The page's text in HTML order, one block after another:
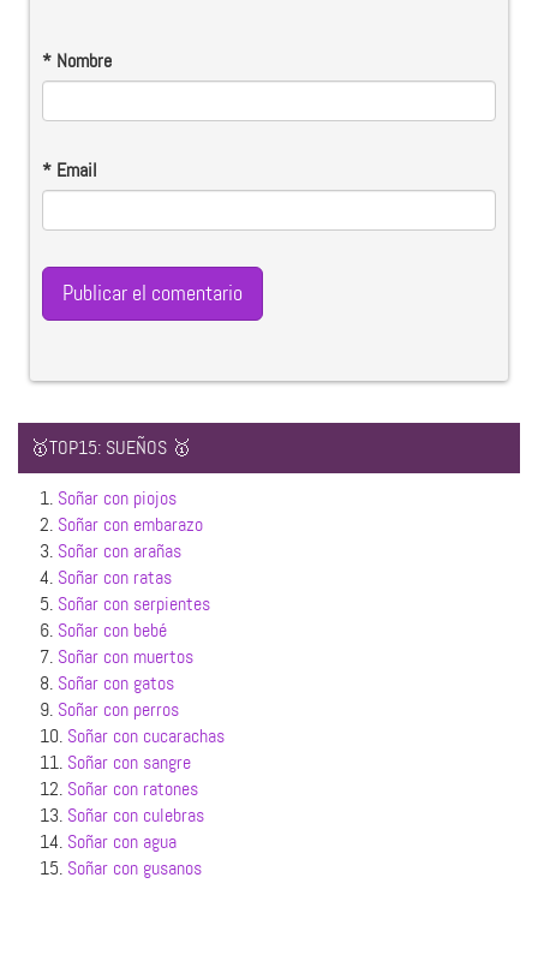
* Nombre
* Email
🥇TOP15: SUEÑOS 🥇
1. Soñar con piojos
2. Soñar con embarazo
3. Soñar con arañas
4. Soñar con ratas
5. Soñar con serpientes
6. Soñar con bebé
7. Soñar con muertos
8. Soñar con gatos
9. Soñar con perros
10. Soñar con cucarachas
11. Soñar con sangre
12. Soñar con ratones
13. Soñar con culebras
14. Soñar con agua
15. Soñar con gusanos